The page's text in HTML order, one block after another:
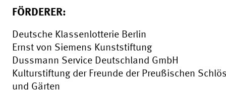
FÖRDERER:
Deutsche Klassenlotterie Berlin
Ernst von Siemens Kunststiftung
Dussmann Service Deutschland GmbH
Kulturstiftung der Freunde der Preußischen
und Gärten